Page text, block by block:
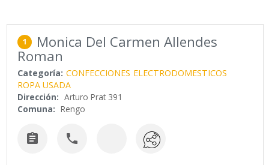
1 Monica Del Carmen Allendes
Roman
Categoría: CONFECCIONES ELECTRODOMESTICOS
ROPA USADA
Dirección: Arturo Prat 391
Comuna: Rengo
 